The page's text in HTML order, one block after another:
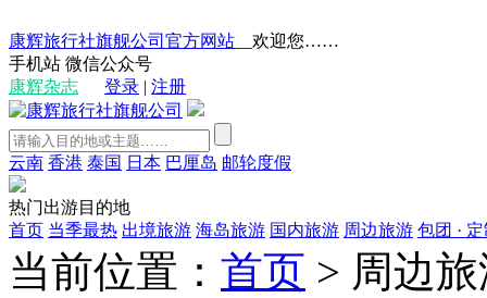
康辉旅行社旗舰公司官方网站 __欢迎您……
手机站 微信公众号
康辉杂志
登录 | 注册
云南 香港 泰国 日本 巴厘岛 邮轮度假
热门出游目的地
首页 当季最热 出境旅游 海岛旅游 国内旅游 周边旅游 包团 ·
当前位置： 首页 > 周边